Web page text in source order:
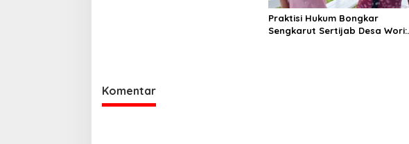
Praktisi Hukum Bongkar
Sengkarut Sertijab Desa Wori:
Komentar